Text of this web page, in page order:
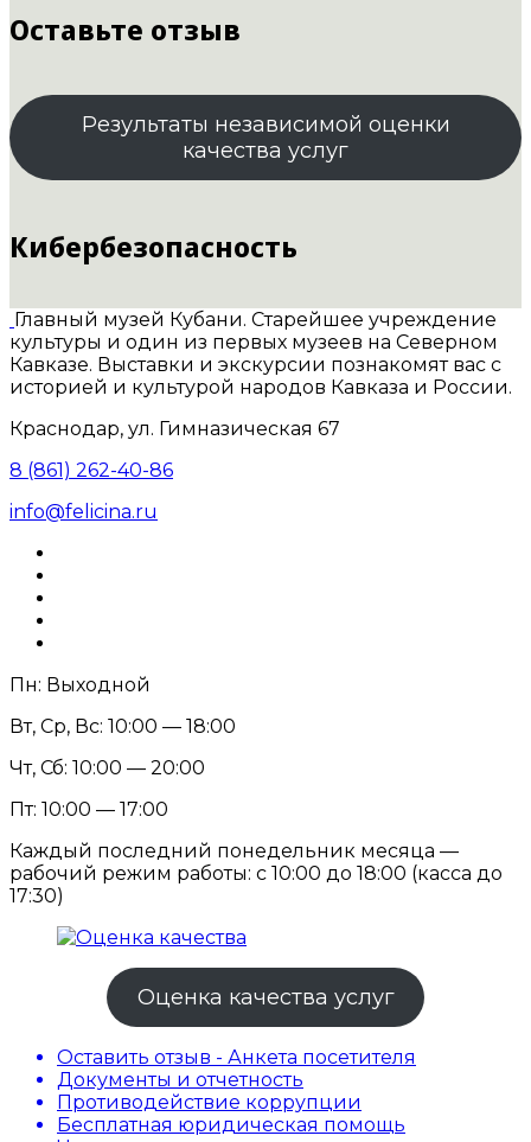
Оставьте отзыв
Результаты независимой оценки
качества услуг
Кибербезопасность
Главный музей Кубани. Старейшее учреждение
культуры и один из первых музеев на Северном
Кавказе. Выставки и экскурсии познакомят вас с
историей и культурой народов Кавказа и России.
Краснодар, ул. Гимназическая 67
8 (861) 262-40-86
info@felicina.ru
Пн: Выходной
Вт, Ср, Вс: 10:00 — 18:00
Чт, Сб: 10:00 — 20:00
Пт: 10:00 — 17:00
Каждый последний понедельник месяца —
рабочий режим работы: с 10:00 до 18:00 (касса до
17:30)
Оценка качества услуг
Оставить отзыв - Анкета посетителя
Документы и отчетность
Противодействие коррупции
Бесплатная юридическая помощь